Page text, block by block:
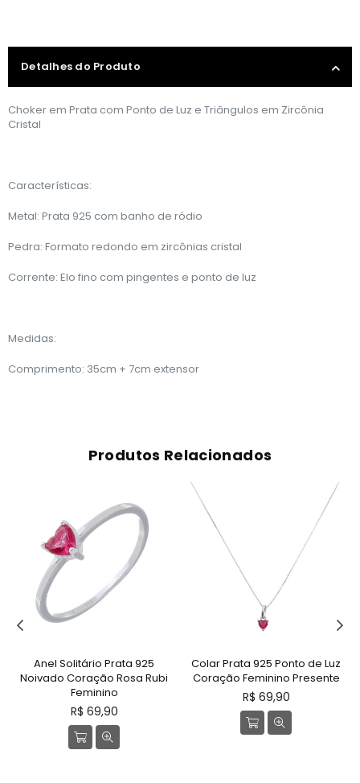
Detalhes do Produto
Choker em Prata com Ponto de Luz e Triângulos em Zircônia
Cristal
Características:
Metal: Prata 925 com banho de ródio
Pedra: Formato redondo em zircônias cristal
Corrente: Elo fino com pingentes e ponto de luz
Medidas:
Comprimento: 35cm + 7cm extensor
Produtos Relacionados
Prata 925
Rosa Rubi
Colar Prata 925 Ponto de Luz
Coração Feminino Presente
Colar Trevo
Feminino